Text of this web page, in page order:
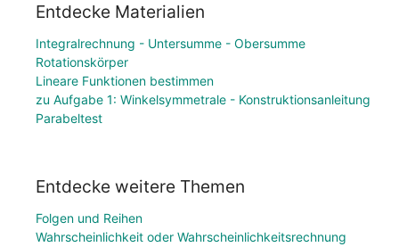
Entdecke Materialien
Integralrechnung - Untersumme - Obersumme
Rotationskörper
Lineare Funktionen bestimmen
zu Aufgabe 1: Winkelsymmetrale - Konstruktionsanleitung
Parabeltest
Entdecke weitere Themen
Folgen und Reihen
Wahrscheinlichkeit oder Wahrscheinlichkeitsrechnung